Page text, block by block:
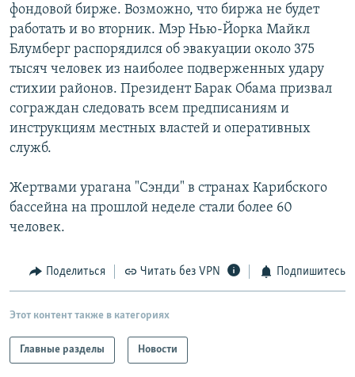
Все сайты РСЕ/РС
фондовой бирже. Возможно, что биржа не будет
работать и во вторник. Мэр Нью-Йорка Майкл
Блумберг распорядился об эвакуации около 375
тысяч человек из наиболее подверженных удару
стихии районов. Президент Барак Обама призвал
сограждан следовать всем предписаниям и
инструкциям местных властей и оперативных
служб.
Жертвами урагана "Сэнди" в странах Карибского
бассейна на прошлой неделе стали более 60
человек.
Поделиться Читать без VPN Подпишитесь
Этот контент также в категориях
Главные разделы Новости